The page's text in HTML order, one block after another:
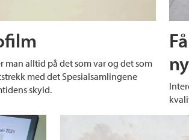
man alltid på det som var og det som
med det Spesialsamlingene
skyld.